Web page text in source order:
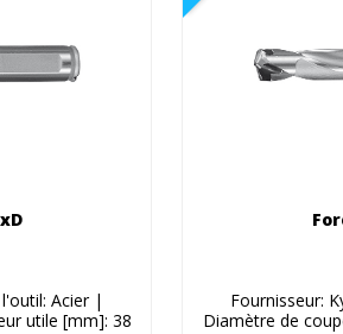
Acier |
utile [mm]: 38
Fournisseur:
Diamètre de